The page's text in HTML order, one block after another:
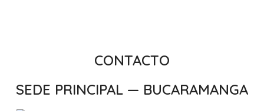
CONTACTO
SEDE PRINCIPAL — BUCARAMANGA